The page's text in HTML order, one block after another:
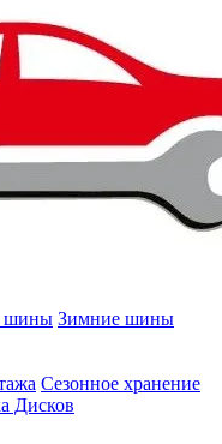
шины Зимние шины
Сезонное хранение
Дисков